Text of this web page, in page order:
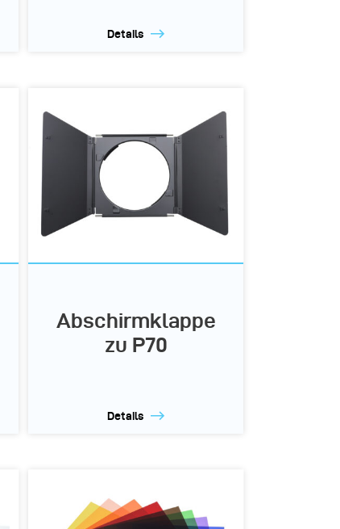
Details
Abschirmklappe
zu P70
Details